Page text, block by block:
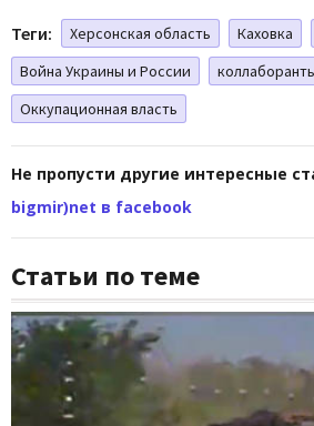
Теги: Херсонская область Каховка
Война Украины и России
Оккупационная власть
Не пропусти другие интересные
bigmir)net в facebook
Статьи по теме